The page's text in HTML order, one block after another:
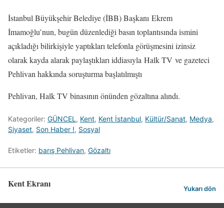
İstanbul Büyükşehir Belediye (İBB) Başkanı Ekrem
İmamoğlu’nun, bugün düzenlediği basın toplantısında ismini
açıkladığı bilirkişiyle yaptıkları telefonla görüşmesini izinsiz
olarak kayda alarak paylaştıkları iddiasıyla Halk TV ve gazeteci
Pehlivan hakkında soruşturma başlatılmıştı
Pehlivan, Halk TV binasının önünden gözaltına alındı.
Kategoriler: GÜNCEL , Kent, Kent İstanbul, Kültür/Sanat, Medya,
Siyaset, Son Haber !, Sosyal
Etiketler: barış Pehlivan, Gözaltı
Kent Ekranı Yukarı dön